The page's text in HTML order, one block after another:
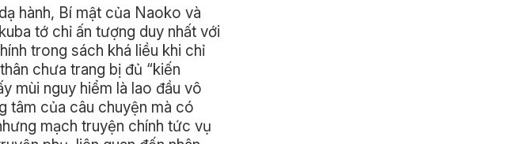
hành, Bí mật của Naoko và
tớ chỉ ấn tượng duy nhất với
trong sách khá liều khi chỉ
chưa trang bị đủ “kiến
mùi nguy hiểm là lao đầu vô
tâm của câu chuyện mà có
mạch truyện chính tức vụ